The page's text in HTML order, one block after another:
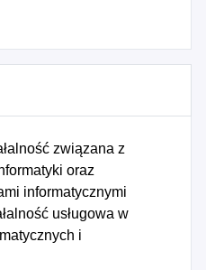
związana z
oraz
informatycznymi
usługowa w
i